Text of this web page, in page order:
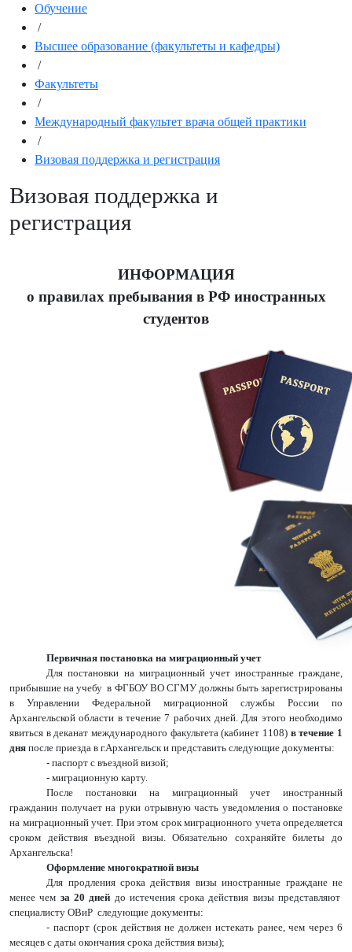
Обучение
/
Высшее образование (факультеты и кафедры)
/
Факультеты
/
Международный факультет врача общей практики
/
Визовая поддержка и регистрация
Визовая поддержка и
регистрация
ИНФОРМАЦИЯ
о правилах пребывания в РФ иностранных
студентов
Первичная постановка на миграционный учет
Для постановки на миграционный учет иностранные граждане,
прибывшие на учебу в ФГБОУ ВО СГМУ должны быть зарегистрированы
в Управлении Федеральной миграционной службы России по
Архангельской области в течение 7 рабочих дней. Для этого необходимо
явиться в деканат международного факультета (кабинет 1108) в течение 1
дня после приезда в г.Архангельск и представить следующие документы:
- паспорт с въездной визой;
- миграционную карту.
После постановки на миграционный учет иностранный
гражданин получает на руки отрывную часть уведомления о постановке
на миграционный учет. При этом срок миграционного учета определяется
сроком действия въездной визы. Обязательно сохраняйте билеты до
Архангельска!
Оформление многократной визы
Для продления срока действия визы иностранные граждане не
менее чем за 20 дней до истечения срока действия визы представляют
специалисту ОВиР следующие документы:
- паспорт (срок действия не должен истекать ранее, чем через 6
месяцев с даты окончания срока действия визы);